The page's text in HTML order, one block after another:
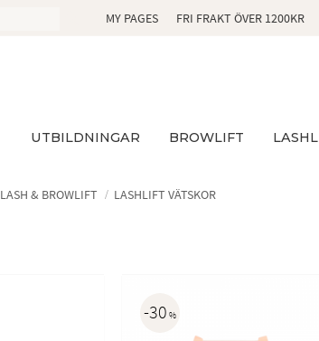
MY PAGES FRI FRAKT ÖVER 1200KR
UTBILDNINGAR BROWLIFT
LASH & BROWLIFT LASHLIFT VÄTSKOR
30 %